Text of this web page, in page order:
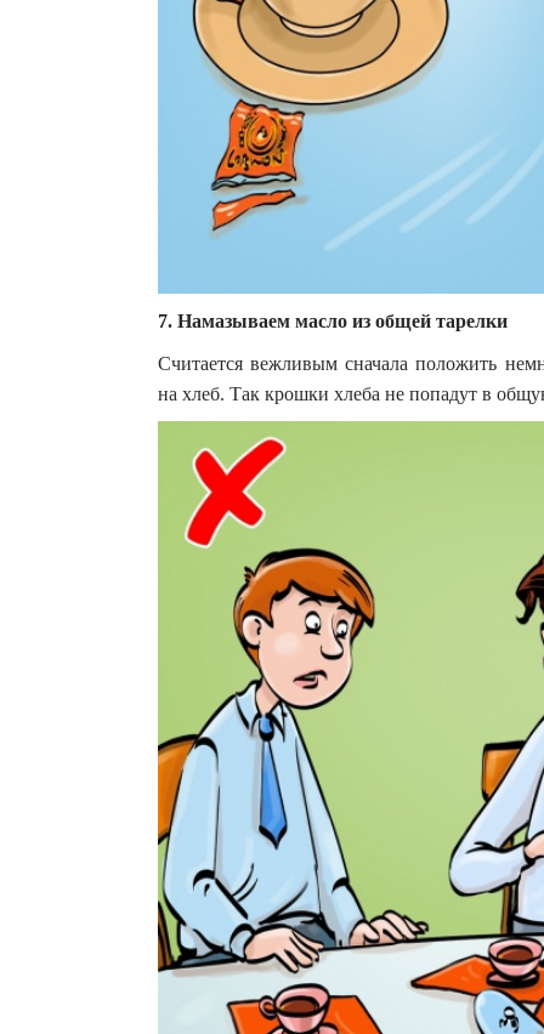
7. Намазываем масло из общей тарелки
Считается вежливым сначала положить
на хлеб. Так крошки хлеба не попадут в